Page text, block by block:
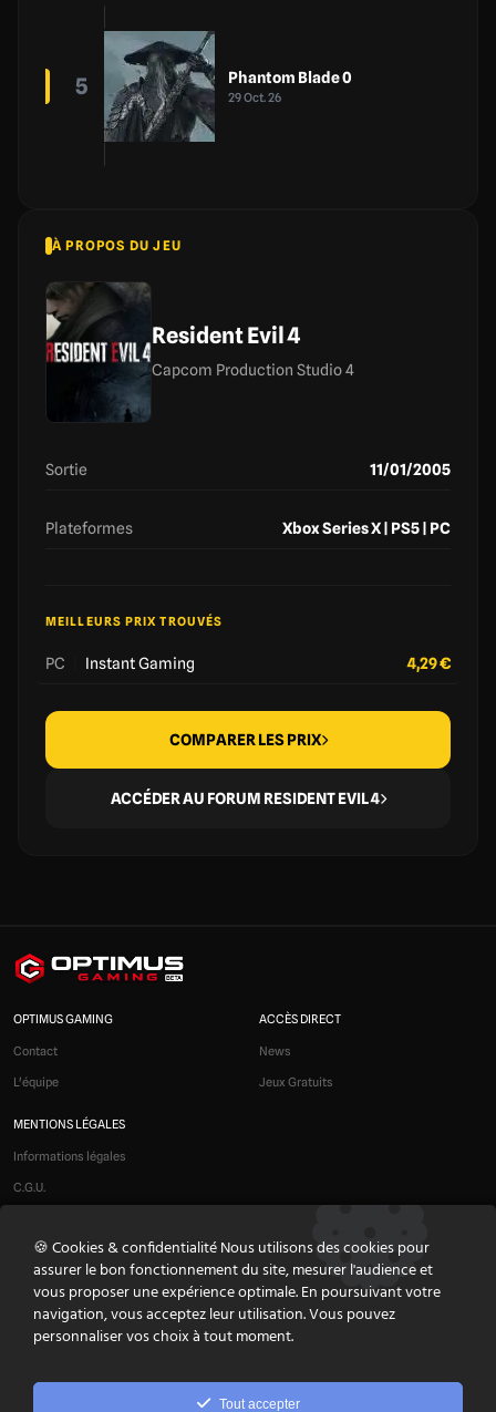
5 Phantom Blade 0
29 Oct. 26
À PROPOS DU JEU
Resident Evil 4
Capcom Production Studio 4
Sortie 11/01/2005
Plateformes Xbox Series X | PS5 | PC
MEILLEURS PRIX TROUVÉS
PC Instant Gaming 4,29 €
COMPARER LES PRIX
ACCÉDER AU FORUM RESIDENT EVIL 4
OPTIMUS GAMING
Contact
L'équipe
ACCÈS DIRECT
News
Jeux Gratuits
MENTIONS LÉGALES
Informations légales
C.G.U.
Modération
Confidentialité
Cookies
Préférences cookies
NOS RÉSEAUX SOCIAUX
🍪 Cookies & confidentialité Nous utilisons des cookies pour
assurer le bon fonctionnement du site, mesurer l'audience et
vous proposer une expérience optimale. En poursuivant votre
navigation, vous acceptez leur utilisation. Vous pouvez
personnaliser vos choix à tout moment.
Tout accepter